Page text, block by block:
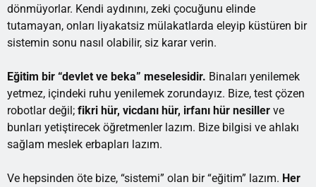
dönmüyorlar. Kendi aydınını, zeki çocuğunu elinde
tutamayan, onları liyakatsiz mülakatlarda eleyip küstüren bir
sistemin sonu nasıl olabilir, siz karar verin.
Eğitim bir “devlet ve beka” meselesidir. Binaları yenilemek
yetmez, içindeki ruhu yenilemek zorundayız. Bize, test çözen
robotlar değil; fikri hür, vicdanı hür, irfanı hür nesiller ve
bunları yetiştirecek öğretmenler lazım. Bize bilgisi ve ahlakı
sağlam meslek erbapları lazım.
Ve hepsinden öte bize, “sistemi” olan bir “eğitim” lazım. Her